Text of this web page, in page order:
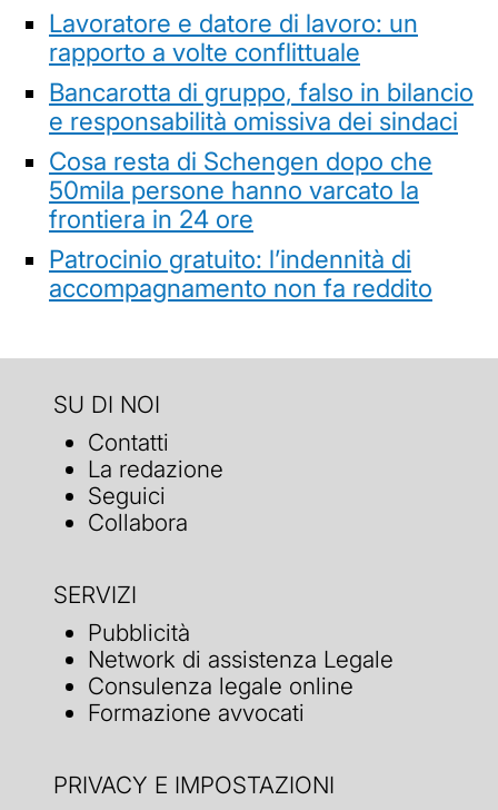
Lavoratore e datore di lavoro: un
rapporto a volte conflittuale
Bancarotta di gruppo, falso in bilancio
e responsabilità omissiva dei sindaci
Cosa resta di Schengen dopo che
50mila persone hanno varcato la
frontiera in 24 ore
Patrocinio gratuito: l’indennità di
accompagnamento non fa reddito
SU DI NOI
Contatti
La redazione
Seguici
Collabora
SERVIZI
Pubblicità
Network di assistenza Legale
Consulenza legale online
Formazione avvocati
PRIVACY E IMPOSTAZIONI